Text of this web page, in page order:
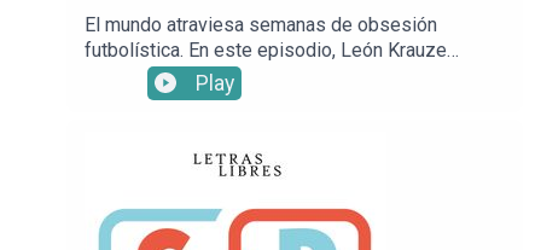
El mundo atraviesa semanas de obsesión
futbolística. En este episodio, León Krauze
conversa con el periodista deportivo Martín del
Palacio sobre la Copa del Mundo, la manera en se
dice sobre el desempeño atlético, la geopolítica,
las miradas sobre la diversidad y la migración y
otros temas más.Mira este episodio en YouTube.•
Sigue a León KrauzeXFacebookInstagramTikTok•
Play